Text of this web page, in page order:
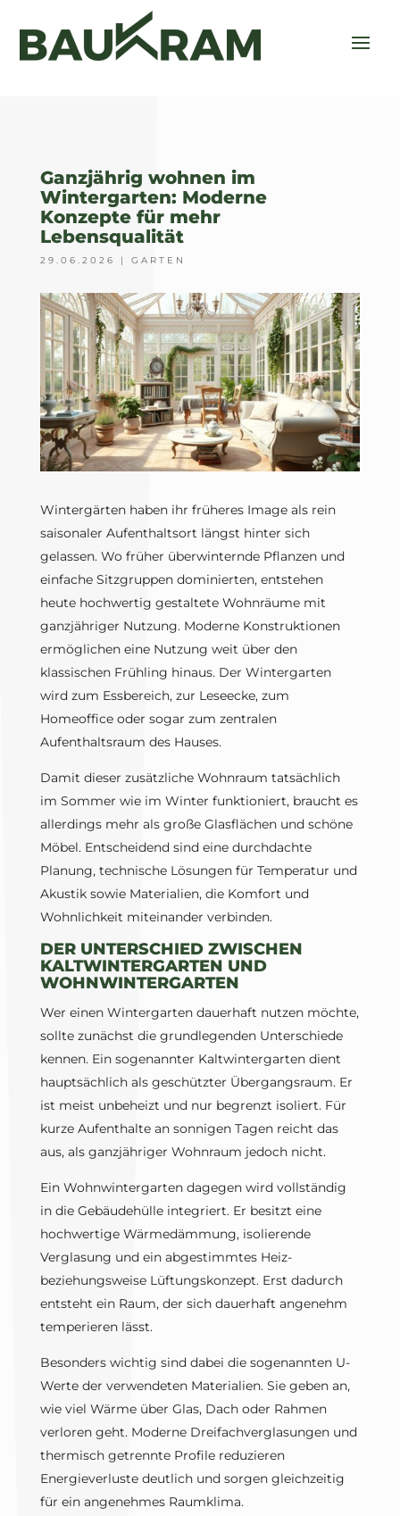
Ganzjährig wohnen im
Wintergarten: Moderne
Konzepte für mehr
Lebensqualität
29.06.2026 | GARTEN
Wintergärten haben ihr früheres Image als rein
saisonaler Aufenthaltsort längst hinter sich
gelassen. Wo früher überwinternde Pflanzen und
einfache Sitzgruppen dominierten, entstehen
heute hochwertig gestaltete Wohnräume mit
ganzjähriger Nutzung. Moderne Konstruktionen
ermöglichen eine Nutzung weit über den
klassischen Frühling hinaus. Der Wintergarten
wird zum Essbereich, zur Leseecke, zum
Homeoffice oder sogar zum zentralen
Aufenthaltsraum des Hauses.
Damit dieser zusätzliche Wohnraum tatsächlich
im Sommer wie im Winter funktioniert, braucht es
allerdings mehr als große Glasflächen und schöne
Möbel. Entscheidend sind eine durchdachte
Planung, technische Lösungen für Temperatur und
Akustik sowie Materialien, die Komfort und
Wohnlichkeit miteinander verbinden.
DER UNTERSCHIED ZWISCHEN
KALTWINTERGARTEN UND
WOHNWINTERGARTEN
Wer einen Wintergarten dauerhaft nutzen möchte,
sollte zunächst die grundlegenden Unterschiede
kennen. Ein sogenannter Kaltwintergarten dient
hauptsächlich als geschützter Übergangsraum. Er
ist meist unbeheizt und nur begrenzt isoliert. Für
kurze Aufenthalte an sonnigen Tagen reicht das
aus, als ganzjähriger Wohnraum jedoch nicht.
Ein Wohnwintergarten dagegen wird vollständig
in die Gebäudehülle integriert. Er besitzt eine
hochwertige Wärmedämmung, isolierende
Verglasung und ein abgestimmtes Heiz-
beziehungsweise Lüftungskonzept. Erst dadurch
entsteht ein Raum, der sich dauerhaft angenehm
temperieren lässt.
Besonders wichtig sind dabei die sogenannten U-
Werte der verwendeten Materialien. Sie geben an,
wie viel Wärme über Glas, Dach oder Rahmen
verloren geht. Moderne Dreifachverglasungen und
thermisch getrennte Profile reduzieren
Energieverluste deutlich und sorgen gleichzeitig
für ein angenehmes Raumklima.